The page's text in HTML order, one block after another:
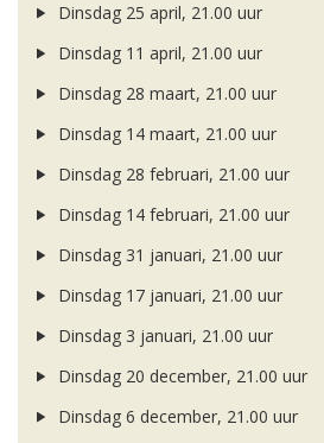
Dinsdag 25 april, 21.00 uur
Dinsdag 11 april, 21.00 uur
Dinsdag 28 maart, 21.00 uur
Dinsdag 14 maart, 21.00 uur
Dinsdag 28 februari, 21.00 uur
Dinsdag 14 februari, 21.00 uur
Dinsdag 31 januari, 21.00 uur
Dinsdag 17 januari, 21.00 uur
Dinsdag 3 januari, 21.00 uur
Dinsdag 20 december, 21.00 uur
Dinsdag 6 december, 21.00 uur